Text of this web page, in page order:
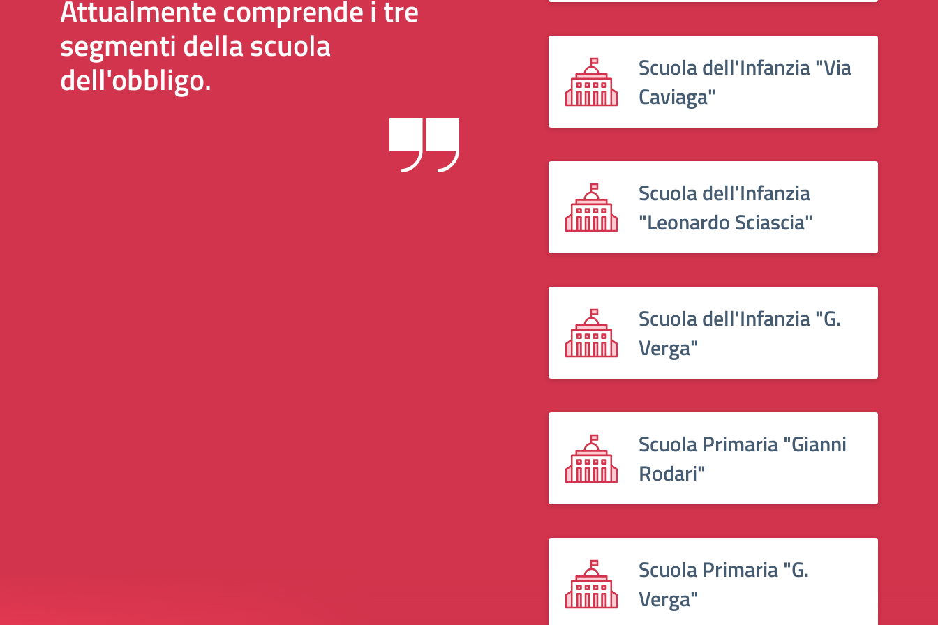
Attualmente comprende i tre
segmenti della scuola
dell'obbligo.
Scuola dell'Infanzia "Via
Caviaga"
Scuola dell'Infanzia
"Leonardo Sciascia"
Scuola dell'Infanzia "G.
Verga"
Scuola Primaria "Gianni
Rodari"
Scuola Primaria "G.
Verga"